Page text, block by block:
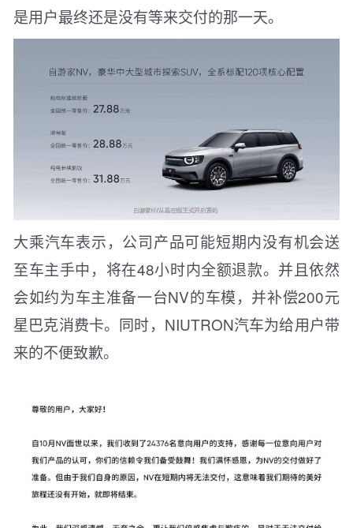
是用户最终还是没有等来交付的那一天。
大乘汽车表示，公司产品可能短期内没有机会送
至车主手中，将在48小时内全额退款。并且依然
会如约为车主准备一台NV的车模，并补偿200元
星巴克消费卡。同时，NIUTRON汽车为给用户带
来的不便致歉。